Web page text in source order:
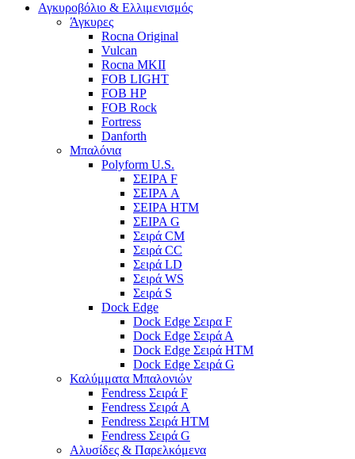
Αγκυροβόλιο & Ελλιμενισμός
Άγκυρες
Rocna Original
Vulcan
Rocna MKII
FOB LIGHT
FOB HP
FOB Rock
Fortress
Danforth
Μπαλόνια
Polyform U.S.
ΣΕΙΡΑ F
ΣΕΙΡΑ A
ΣΕΙΡΑ HTM
ΣΕΙΡΑ G
Σειρά CM
Σειρά CC
Σειρά LD
Σειρά WS
Σειρά S
Dock Edge
Dock Edge Σειρα F
Dock Edge Σειρά Α
Dock Edge Σειρά HTM
Dock Edge Σειρά G
Καλύμματα Μπαλονιών
Fendress Σειρά F
Fendress Σειρά A
Fendress Σειρά HTM
Fendress Σειρά G
Αλυσίδες & Παρελκόμενα